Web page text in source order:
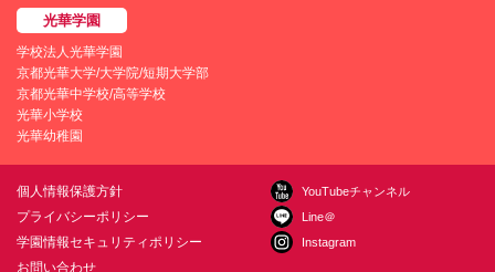
学校法人光華学園
京都光華大学/大学院/短期大学部
京都光華中学校/高等学校
光華小学校
光華幼稚園
個人情報保護方針
プライバシーポリシー
学園情報セキュリティポリシー
お問い合わせ
YouTubeチャンネル
Line＠
Instagram